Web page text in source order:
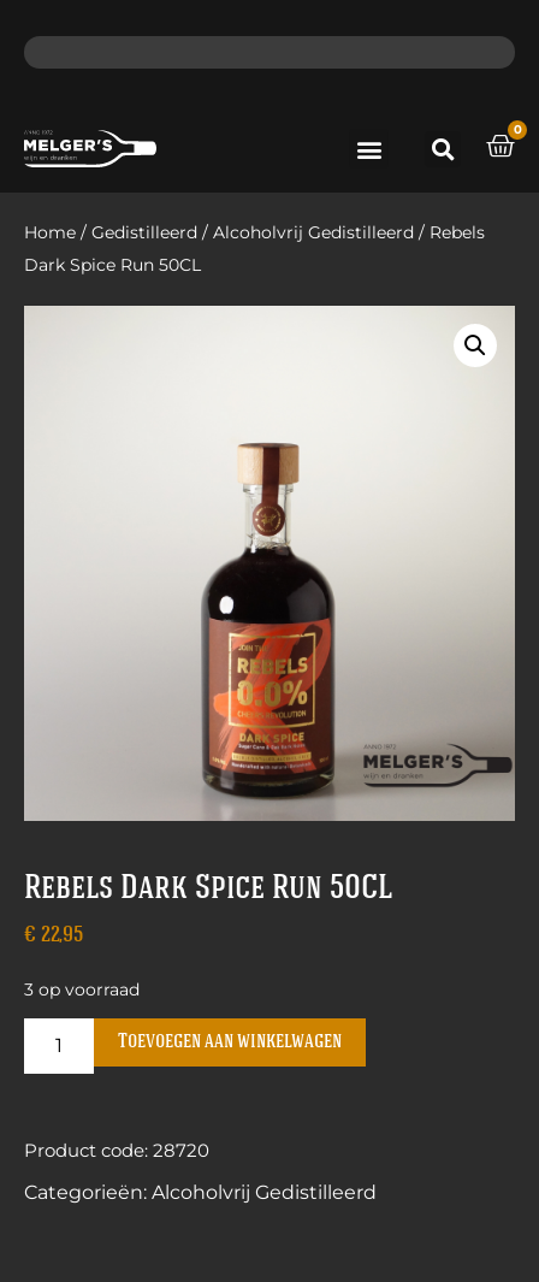
0
Home / Gedistilleerd / Alcoholvrij Gedistilleerd / Rebels
Dark Spice Run 50CL
Rebels Dark Spice Run 50CL
€ 22,95
3 op voorraad
Toevoegen aan winkelwagen
Product code: 28720
Categorieën: Alcoholvrij Gedistilleerd